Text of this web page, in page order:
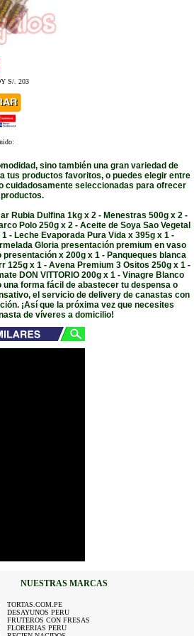
S/. 203
sino también una gran variedad de
tus productos favoritos, o puedes elegir entre
cuidadosamente seleccionadas para ofrecer
Rubia Dulfina 1kg x 2 - Menestras 500g x 2 -
Polo 250g x 2 - Aceite de Soya Sao Vegetal
- Leche Evaporada Pura Vida x 395g x 1 -
Gloria presentación premium en vaso
x 200g x 1 - Panqueques blanca
125g x 1 - Avena Premium 3 Ositos 250g x 1 -
DON VITTORIO 200g x 1 - Vinagre Blanco
una forma fácil de abastecer tu despensa o
el servicio de delivery de canastas con
¡Así que la próxima vez que necesites
de víveres a domicilio!
NUESTRAS MARCAS
TORTAS.COM.PE
DESAYUNOS PERU
FRUTEROS CON FRESAS
FLORERIAS PERU